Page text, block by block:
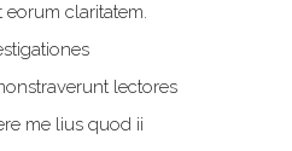
eorum claritatem.
lectores
me lius quod ii